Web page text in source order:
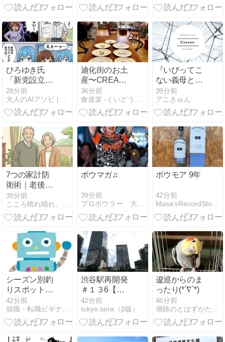
まりにも身勝
モヤモヤ
ひろゆき氏
「新党設立」
で妻・ゆか氏
から離婚提
示！？「身近
成できない人
に政治はでき
るのか」をガ
バナンス視点
から大考察！
28分前
迪化街のお土
産〜CREA
Web
36分前
『いびってこ
ない義母と義
姉』の父はど
んな人物？家
族との関係を
39分前
アニきゅん
7つの家計防
衛術｜老後資
金を守る人が
必ずやってい
ること
39分前
ボウマガ♫
39分前
ボウモア 9年
42分前
シーズン別釣
りスポットお
すすめと理由
解説
42分前
渋谷駅再開発
＃１３6【２
０２６ 8／
２】
42分前
tokyo.sora（β版）
逡巡からのま
ったり(*´∇`*)
46分前